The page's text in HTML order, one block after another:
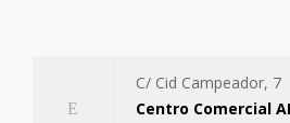
C/ Cid Campeador, 7
Centro Comercial